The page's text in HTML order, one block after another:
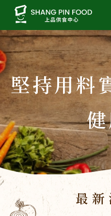
堅持用料
最新